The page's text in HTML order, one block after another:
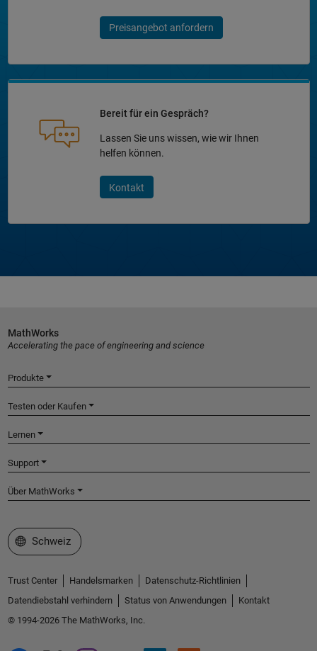
Preisangebot anfordern
Bereit für ein Gespräch?
Lassen Sie uns wissen, wie wir Ihnen
helfen können.
Kontakt
MathWorks
Accelerating the pace of engineering and science
Produkte
Testen oder Kaufen
Lernen
Support
Über MathWorks
Website auswählen
Schweiz
Trust Center Handelsmarken
Datenschutz-Richtlinien
Datendiebstahl verhindern
Status von Anwendungen
Kontakt
© 1994-2026 The MathWorks, Inc.